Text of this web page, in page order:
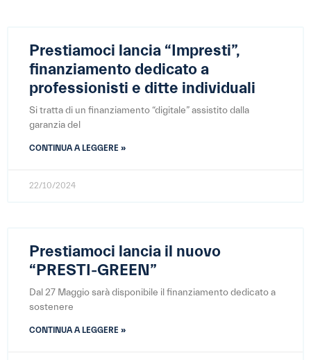
Prestiamoci lancia “Impresti”,
finanziamento dedicato a
professionisti e ditte individuali
Si tratta di un finanziamento “digitale” assistito dalla
garanzia del
CONTINUA A LEGGERE »
22/10/2024
Prestiamoci lancia il nuovo
“PRESTI-GREEN”
Dal 27 Maggio sarà disponibile il finanziamento dedicato a
sostenere
CONTINUA A LEGGERE »